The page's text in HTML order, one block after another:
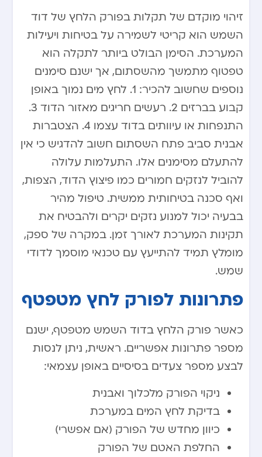
זיהוי מוקדם של תקלות בפורק הלחץ של דוד
השמש הוא קריטי לשמירה על בטיחות ויעילות
המערכת. הסימן הבולט ביותר לתקלה הוא
טפטוף מתמשך מהשסתום, אך ישנם סימנים
נוספים שחשוב להכיר: 1. לחץ מים נמוך באופן
קבוע בברזים 2. רעשים חריגים מאזור הדוד 3.
התנפחות או עיוותים בדוד עצמו 4. הצטברות
אבנית סביב פתח השסתום חשוב להדגיש כי אין
להתעלם מסימנים אלו. התעלמות עלולה
להוביל לנזקים חמורים כמו פיצוץ הדוד, הצפות,
ואף סכנה בטיחותית ממשית. טיפול מהיר
בבעיה יכול למנוע נזקים יקרים ולהבטיח את
תקינות המערכת לאורך זמן. במקרה של ספק,
מומלץ תמיד להתייעץ עם טכנאי מוסמך לדודי
שמש.
פתרונות לפורק לחץ מטפטף
כאשר פורק הלחץ בדוד השמש מטפטף, ישנם
מספר פתרונות אפשריים. ראשית, ניתן לנסות
לבצע מספר צעדים בסיסיים באופן עצמאי:
ניקוי הפורק מלכלוך ואבנית
בדיקת לחץ המים במערכת
כיוון מחדש של הפורק (אם אפשרי)
החלפת האטם של הפורק